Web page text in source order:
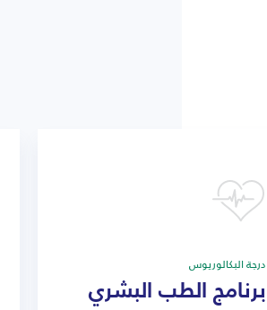
درجة البكالوريوس
برنامج الطب البشري